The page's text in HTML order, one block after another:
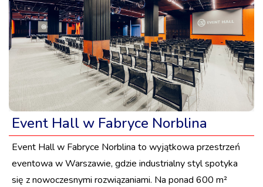
Event Hall w Fabryce Norblina
Event Hall w Fabryce Norblina to wyjątkowa przestrzeń
eventowa w Warszawie, gdzie industrialny styl spotyka
się z nowoczesnymi rozwiązaniami. Na ponad 600 m²